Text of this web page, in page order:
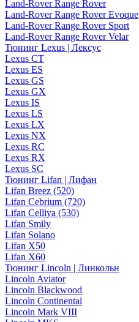
Land-Rover Range Rover
Land-Rover Range Rover Evoque
Land-Rover Range Rover Sport
Land-Rover Range Rover Velar
Тюнинг Lexus | Лексус
Lexus CT
Lexus ES
Lexus GS
Lexus GX
Lexus IS
Lexus LS
Lexus LX
Lexus NX
Lexus RC
Lexus RX
Lexus SC
Тюнинг Lifan | Лифан
Lifan Breez (520)
Lifan Cebrium (720)
Lifan Celliya (530)
Lifan Smily
Lifan Solano
Lifan X50
Lifan X60
Тюнинг Lincoln | Линкольн
Lincoln Aviator
Lincoln Blackwood
Lincoln Continental
Lincoln Mark VIII